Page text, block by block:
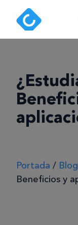
Portada / Blog
Beneficios y